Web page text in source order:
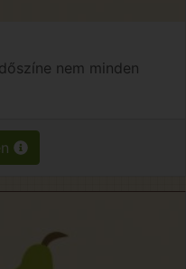
nem minden